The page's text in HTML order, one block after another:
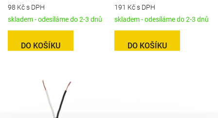
98 Kč s DPH
skladem - odesíláme do 2-3 dnů
DO KOŠÍKU
191 Kč s DPH
skladem - odesíláme do 2-3 dnů
DO KOŠÍKU